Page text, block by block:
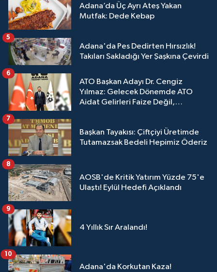
Adana’da Üç Ayrı Ateş Yakan
Mutfak: Dede Kebap
Adana'da Pes Dedirten Hırsızlık!
Takıları Sakladığı Yer Şaşkına Çevirdi
5
ATO Başkan Adayı Dr. Cengiz
Yılmaz: Gelecek Dönemde ATO
Aidat Gelirleri Faize Değil,
6
Başkan Tayakısı: Çiftçiyi Üretimde
Tutamazsak Bedeli Hepimiz Öderiz
7
AOSB'de Kritik Yatırım Yüzde 75'e
Ulaştı! Eylül Hedefi Açıklandı
8
4 Yıllık Sır Aralandı!
9
Adana'da Korkutan Kaza!
10